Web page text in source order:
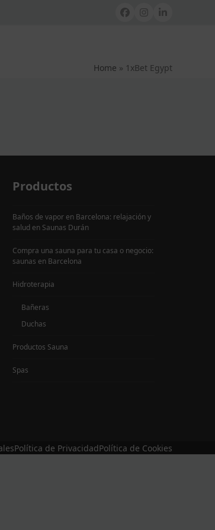
Facebook
Instagram
LinkedIn
Home » 1xBet Egypt
Productos
Baños de vapor en Barcelona: relajación y
salud en Saunas Durán
Compra una sauna para tu casa o negocio:
saunas en Barcelona
Hidroterapia
Bañeras
Duchas
Productos Sauna
Spas
Política de PrivacidadPolítica de Cookies